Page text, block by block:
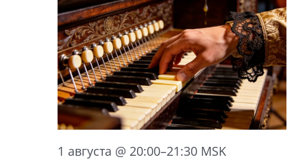
1 августа @ 20:00–21:30 MSK